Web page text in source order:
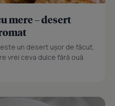
mere – desert
un desert ușor de făcut,
vrei ceva dulce fără ouă